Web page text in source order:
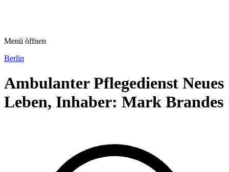
Menü öffnen
Berlin
Ambulanter Pflegedienst Neues
Leben, Inhaber: Mark Brandes